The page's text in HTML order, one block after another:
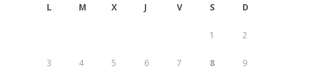
L M X J V S D
1 2
3 4 5 6 7 8 9